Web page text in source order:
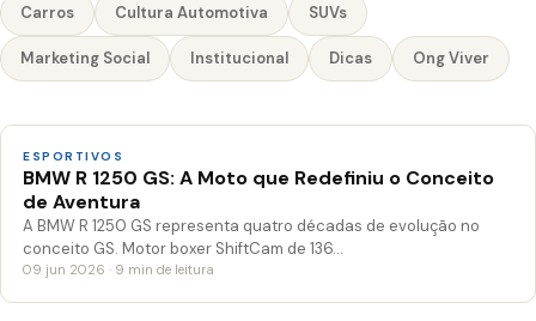
Carros Cultura Automotiva SUVs
Marketing Social Institucional Dicas Ong Viver
ESPORTIVOS
BMW R 1250 GS: A Moto que Redefiniu o Conceito
de Aventura
A BMW R 1250 GS representa quatro décadas de evolução no
conceito GS. Motor boxer ShiftCam de 136…
09 jun 2026 · 9 min de leitura